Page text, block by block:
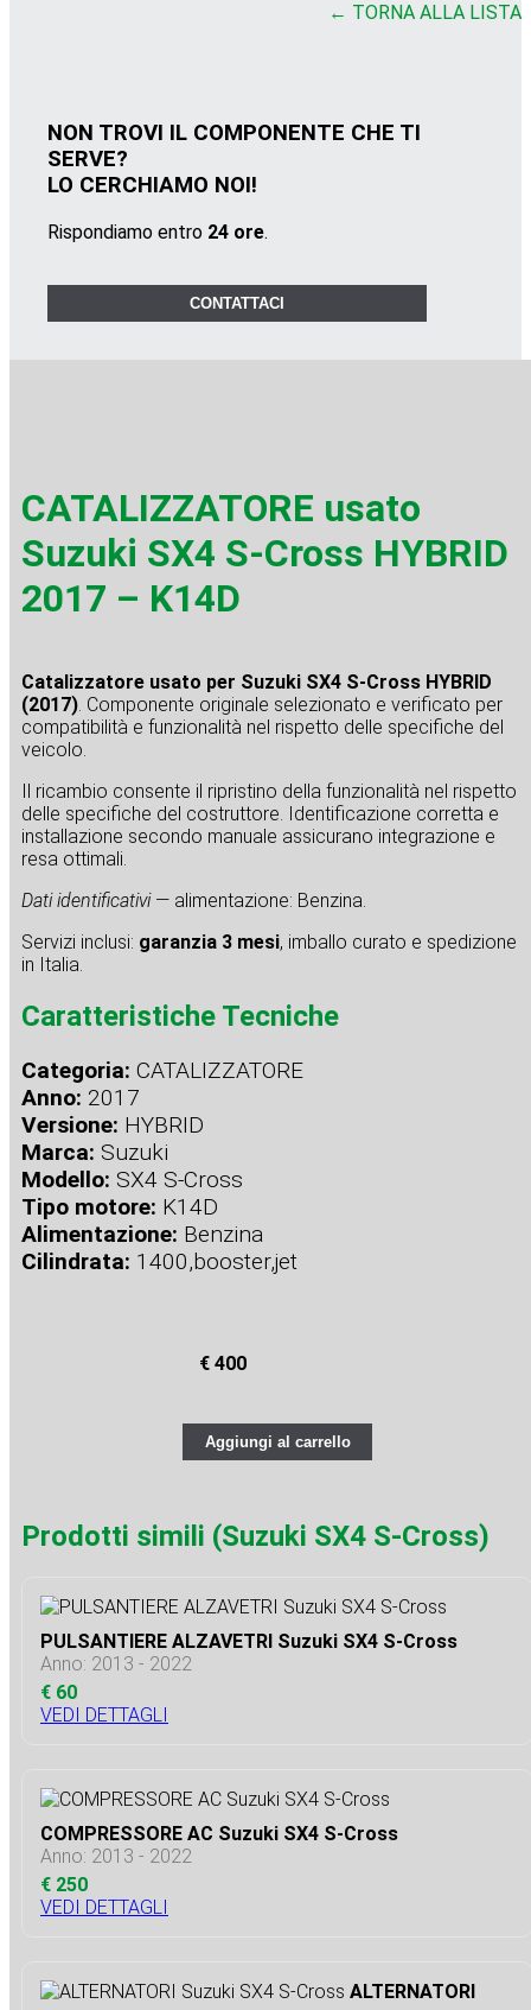
← TORNA ALLA LISTA
NON TROVI IL COMPONENTE CHE TI
SERVE?
LO CERCHIAMO NOI!
Rispondiamo entro 24 ore.
CONTATTACI
CATALIZZATORE usato
Suzuki SX4 S-Cross HYBRID
2017 – K14D
Catalizzatore usato per Suzuki SX4 S-Cross HYBRID
(2017). Componente originale selezionato e verificato per
compatibilità e funzionalità nel rispetto delle specifiche del
veicolo.
Il ricambio consente il ripristino della funzionalità nel rispetto
delle specifiche del costruttore. Identificazione corretta e
installazione secondo manuale assicurano integrazione e
resa ottimali.
Dati identificativi— alimentazione: Benzina.
Servizi inclusi: garanzia 3 mesi, imballo curato e spedizione
in Italia.
Caratteristiche Tecniche
Categoria: CATALIZZATORE
Anno: 2017
Versione: HYBRID
Marca: Suzuki
Modello: SX4 S-Cross
Tipo motore: K14D
Alimentazione: Benzina
Cilindrata: 1400,booster,jet
€ 400
Aggiungi al carrello
Prodotti simili (Suzuki SX4 S-Cross)
PULSANTIERE ALZAVETRI Suzuki SX4 S-Cross
Anno: 2013 - 2022
€ 60
VEDI DETTAGLI
COMPRESSORE AC Suzuki SX4 S-Cross
Anno: 2013 - 2022
€ 250
VEDI DETTAGLI
ALTERNATORI